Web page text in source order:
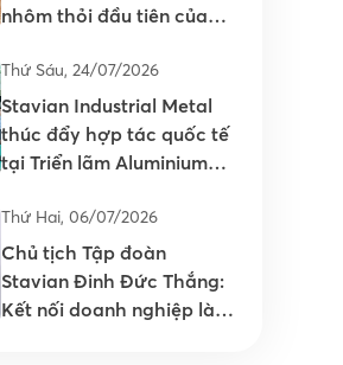
nhôm thỏi đầu tiên của
Thứ Sáu, 24/07/2026
Stavian Industrial Metal
thúc đẩy hợp tác quốc tế
tại Triển lãm Aluminium
Thứ Hai, 06/07/2026
Chủ tịch Tập đoàn
Stavian Đinh Đức Thắng:
Kết nối doanh nghiệp là